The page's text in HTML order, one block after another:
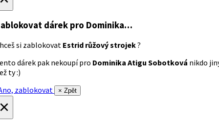
dárek pro Dominika…
si zablokovat Estrid růžový strojek?
dárek pak nekoupí pro Dominika Atigu Sobotková nikdo
ty :)
zablokovat
× Zpět